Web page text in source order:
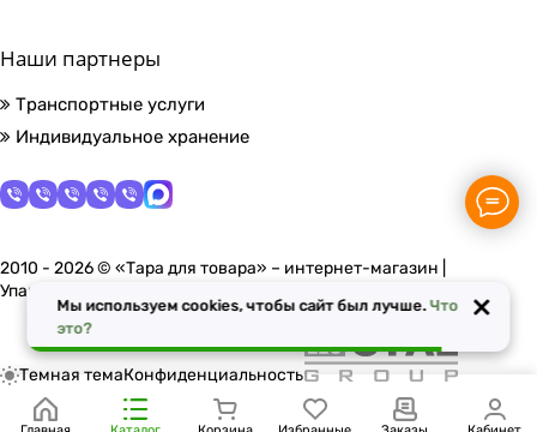
Наши партнеры
Транспортные услуги
Индивидуальное хранение
2010 - 2026 © «Тара для товара» – интернет-магазин |
Упаковочные материалы в Москве
Темная темаКонфиденциальность
Мы используем cookies, чтобы сайт был лучше.Что
это?
×